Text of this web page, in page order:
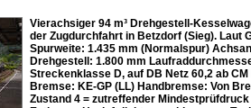
Vierachsiger 94 m³ Drehgestell-
der Zugdurchfahrt in Betzdorf (Sieg). Laut
Spurweite: 1.435 mm (Normalspur)
Drehgestell: 1.800 mm
Streckenklasse D, auf DB Netz 60,2 ab
Bremse: KE-GP (LL) Handbremse: Von
Zustand 4 = zutreffender